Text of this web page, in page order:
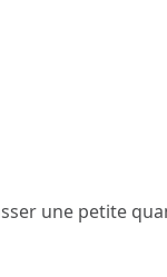
une petite